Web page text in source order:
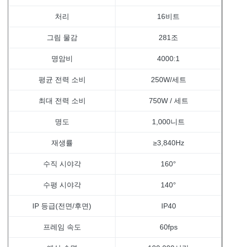
처리 16비트
그림 물감 281조
명암비 4000:1
평균 전력 소비 250W/세트
최대 전력 소비 750W / 세트
명도 1,000니트
재생률 ≥3,840Hz
수직 시야각 160°
수평 시야각 140°
IP 등급(전면/후면) IP40
프레임 속도 60fps